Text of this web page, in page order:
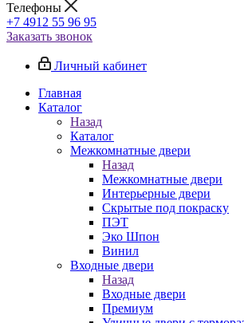
Телефоны
+7 4912 55 96 95
Заказать звонок
Личный кабинет
Главная
Каталог
Назад
Каталог
Межкомнатные двери
Назад
Межкомнатные двери
Интерьерные двери
Скрытые под покраску
ПЭТ
Эко Шпон
Винил
Входные двери
Назад
Входные двери
Премиум